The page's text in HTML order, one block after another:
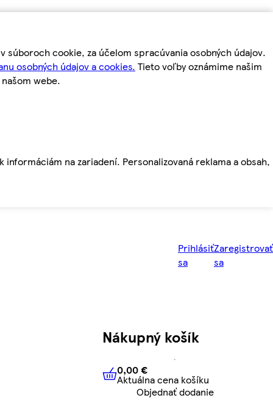
cookie, za účelom spracúvania osobných údajov.
osobných údajov a cookies. Tieto voľby oznámime našim
webe.
na zariadení. Personalizovaná reklama a obsah,
Prihlásiť
sa
Zaregistrovať
sa
Nákupný košík
0,00 € Aktuálna cena košíku
0,00 €
Aktuálna cena košíku
Objednať dodanie